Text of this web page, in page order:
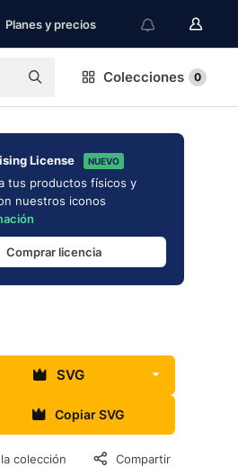
Planes y precios
Colecciones 0
License NUEVO
tus productos físicos y
nuestros iconos
Comprar licencia
SVG
Copiar SVG
colección Compartir